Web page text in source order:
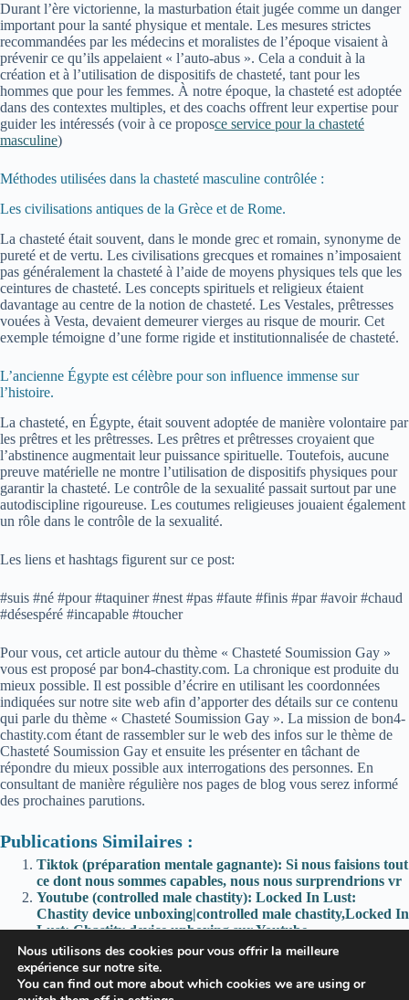
Durant l’ère victorienne, la masturbation était jugée comme un danger
important pour la santé physique et mentale. Les mesures strictes
recommandées par les médecins et moralistes de l’époque visaient à
prévenir ce qu’ils appelaient « l’auto-abus ». Cela a conduit à la
création et à l’utilisation de dispositifs de chasteté, tant pour les
hommes que pour les femmes. À notre époque, la chasteté est adoptée
dans des contextes multiples, et des coachs offrent leur expertise pour
guider les intéressés (voir à ce proposce service pour la chasteté
masculine)
Méthodes utilisées dans la chasteté masculine contrôlée :
Les civilisations antiques de la Grèce et de Rome.
La chasteté était souvent, dans le monde grec et romain, synonyme de
pureté et de vertu. Les civilisations grecques et romaines n’imposaient
pas généralement la chasteté à l’aide de moyens physiques tels que les
ceintures de chasteté. Les concepts spirituels et religieux étaient
davantage au centre de la notion de chasteté. Les Vestales, prêtresses
vouées à Vesta, devaient demeurer vierges au risque de mourir. Cet
exemple témoigne d’une forme rigide et institutionnalisée de chasteté.
L’ancienne Égypte est célèbre pour son influence immense sur
l’histoire.
La chasteté, en Égypte, était souvent adoptée de manière volontaire par
les prêtres et les prêtresses. Les prêtres et prêtresses croyaient que
l’abstinence augmentait leur puissance spirituelle. Toutefois, aucune
preuve matérielle ne montre l’utilisation de dispositifs physiques pour
garantir la chasteté. Le contrôle de la sexualité passait surtout par une
autodiscipline rigoureuse. Les coutumes religieuses jouaient également
un rôle dans le contrôle de la sexualité.
Les liens et hashtags figurent sur ce post:
#suis #né #pour #taquiner #nest #pas #faute #finis #par #avoir #chaud
#désespéré #incapable #toucher
Pour vous, cet article autour du thème « Chasteté Soumission Gay »
vous est proposé par bon4-chastity.com. La chronique est produite du
mieux possible. Il est possible d’écrire en utilisant les coordonnées
indiquées sur notre site web afin d’apporter des détails sur ce contenu
qui parle du thème « Chasteté Soumission Gay ». La mission de bon4-
chastity.com étant de rassembler sur le web des infos sur le thème de
Chasteté Soumission Gay et ensuite les présenter en tâchant de
répondre du mieux possible aux interrogations des personnes. En
consultant de manière régulière nos pages de blog vous serez informé
des prochaines parutions.
Publications Similaires :
Tiktok (préparation mentale gagnante): Si nous faisions tout
ce dont nous sommes capables, nous nous surprendrions vr
Youtube (controlled male chastity): Locked In Lust:
Chastity device unboxing|controlled male chastity,Locked In
Lust: Chastity device unboxing sur Youtube
no fap,Pas d’attraction féminine FAP Telugu sur Youtube
onanismo; La bonne façon de dire est une personne atteinte
de nanisme mais j’ai besoin d’enseigner à Cauêt
Nous utilisons des cookies pour vous offrir la meilleure
expérience sur notre site.
You can find out more about which cookies we are using or